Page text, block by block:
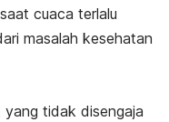
cuaca terlalu
masalah kesehatan
tidak disengaja